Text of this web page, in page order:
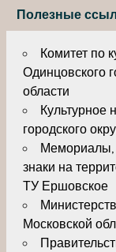
Полезные
Комитет по
Одинцовского
области
Культурное
городского
Мемориалы,
знаки на
ТУ Ершовское
Московской